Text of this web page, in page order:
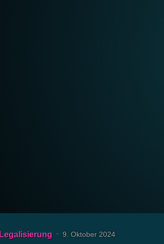
Legalisierung 9. Oktober 2024